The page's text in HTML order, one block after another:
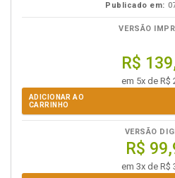
Publicado em:
VERSÃO
R$
em 5x de R$
ADICIONAR AO
CARRINHO
VERSÃO
R$
em 3x de R$